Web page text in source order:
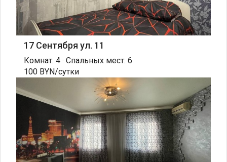
17 Сентября ул. 11
Комнат: 4 · Спальных мест: 6
100 BYN/сутки